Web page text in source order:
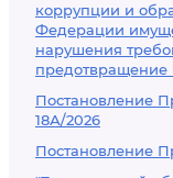
коррупции и
Федерации
нарушения
предотвращение
Постановление
18А/2026
Постановление